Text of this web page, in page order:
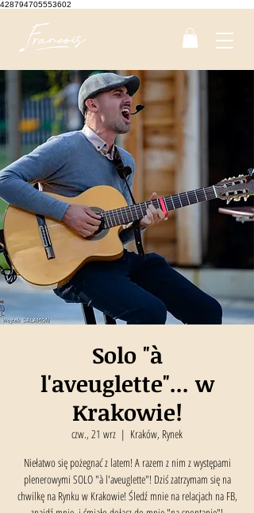
428794705553602
Solo "à
l'aveuglette"... w
Krakowie!
czw., 21 wrz
  |
Kraków, Rynek
Niełatwo się pożegnać z latem! A razem z nim z występami
plenerowymi SOLO "à l'aveuglette"! Dziś zatrzymam się na
chwilkę na Rynku w Krakowie! Śledź mnie na relacjach na FB,